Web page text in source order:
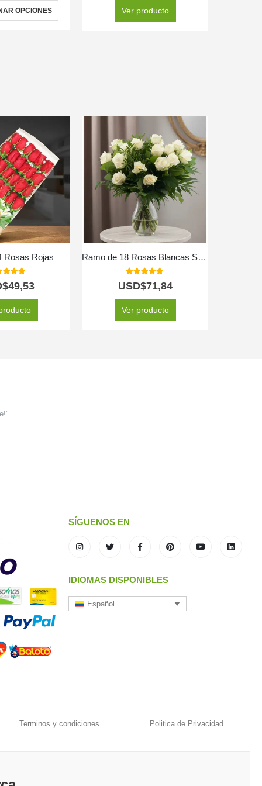
OPCIONES Ver producto
Rosas Rojas
out of 5
49,53
Ramo de 18 Rosas Blancas SERENA: Pureza y Elegancia 🕊️
out of 5
USD$71,84
Ver producto
SÍGUENOS EN
IDIOMAS DISPONIBLES
Español
Terminos y condiciones Politica de Privacidad